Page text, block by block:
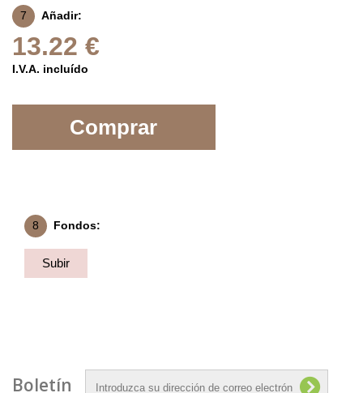
7 Añadir:
13.22 €
I.V.A. incluído
Comprar
8 Fondos:
Subir
Boletín